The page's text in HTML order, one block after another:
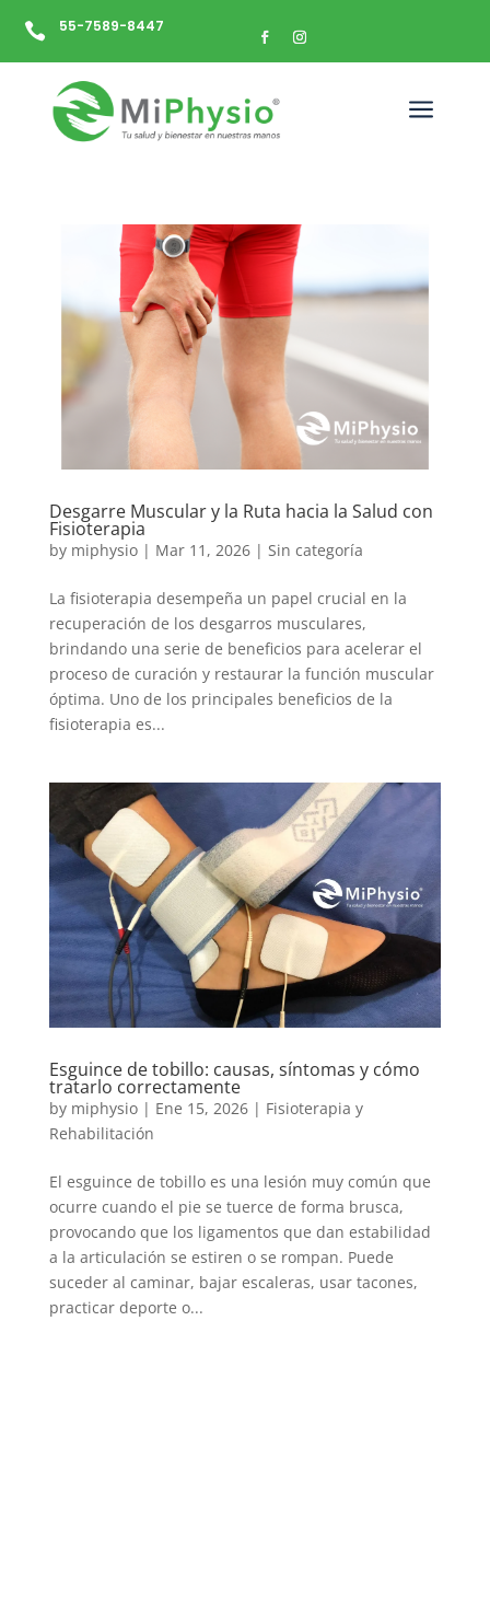
 55-7589-8447
a
Desgarre Muscular y la Ruta hacia la Salud con
Fisioterapia
by miphysio| Mar 11, 2026| Sin categoría
La fisioterapia desempeña un papel crucial en la
recuperación de los desgarros musculares,
brindando una serie de beneficios para acelerar el
proceso de curación y restaurar la función muscular
óptima. Uno de los principales beneficios de la
fisioterapia es...
Esguince de tobillo: causas, síntomas y cómo
tratarlo correctamente
by miphysio| Ene 15, 2026| Fisioterapia y
Rehabilitación
El esguince de tobillo es una lesión muy común que
ocurre cuando el pie se tuerce de forma brusca,
provocando que los ligamentos que dan estabilidad
a la articulación se estiren o se rompan. Puede
suceder al caminar, bajar escaleras, usar tacones,
practicar deporte o...